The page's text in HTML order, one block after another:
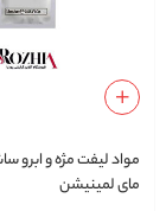
مای لمینیشن